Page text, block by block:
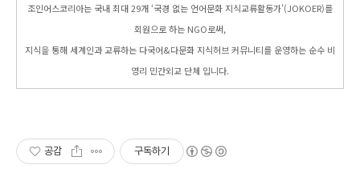
조인어스코리아는 국내 최대 29개 ‘국경 없는 언어문화 지식교류활동가’(JOKOER)를
회원으로 하는 NGO로써,
지식을 통해 세계인과 교류하는 다국어&다문화 지식허브 커뮤니티를 운영하는 순수 비
영리 민간외교 단체 입니다.
공감 구독하기